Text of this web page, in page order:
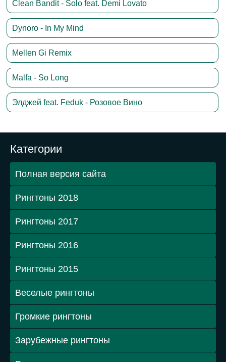
Clean Bandit - Solo feat. Demi Lovato
Dynoro - In My Mind
Mellen Gi Remix
Malfa - So Long
Элджей feat. Feduk - Розовое Вино
Категории
Полная версия сайта
Рингтоны 2018
Рингтоны 2017
Рингтоны 2016
Рингтоны 2015
Веселые рингтоны
Громкие рингтоны
Зарубежные рингтоны